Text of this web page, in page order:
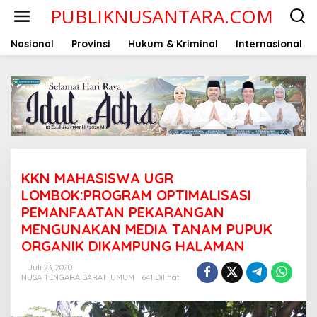
PUBLIKNUSANTARA.COM
Nasional Provinsi Hukum & Kriminal Internasional
KKN MAHASISWA UGR
LOMBOK:PROGRAM OPTIMALISASI
PEMANFAATAN PEKARANGAN
MENGUNAKAN MEDIA TANAM PUPUK
ORGANIK DIKAMPUNG HALAMAN
Juli 23, 2020
NUSA TENGARA BARAT UMUM 641 Dilihat